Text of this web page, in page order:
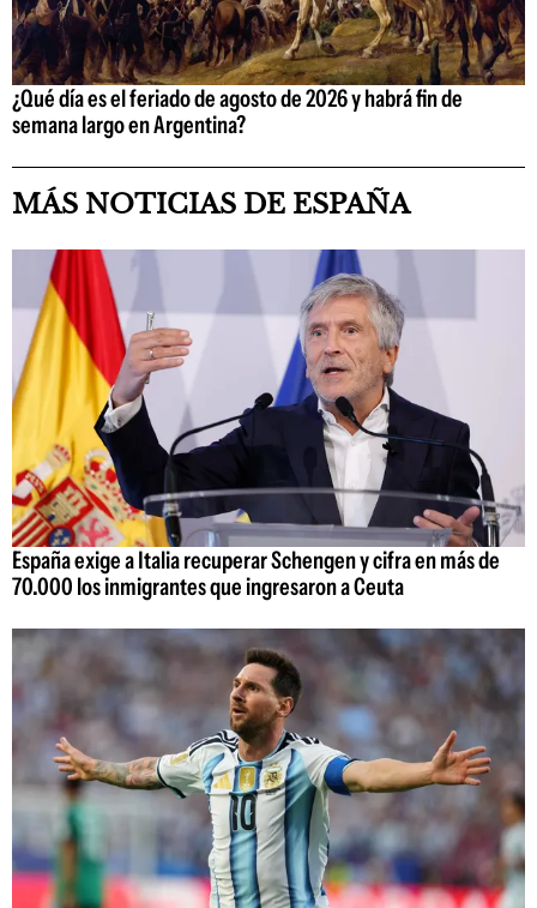
¿Qué día es el feriado de agosto de 2026 y habrá fin de
semana largo en Argentina?
MÁS NOTICIAS DE ESPAÑA
España exige a Italia recuperar Schengen y cifra en más de
70.000 los inmigrantes que ingresaron a Ceuta